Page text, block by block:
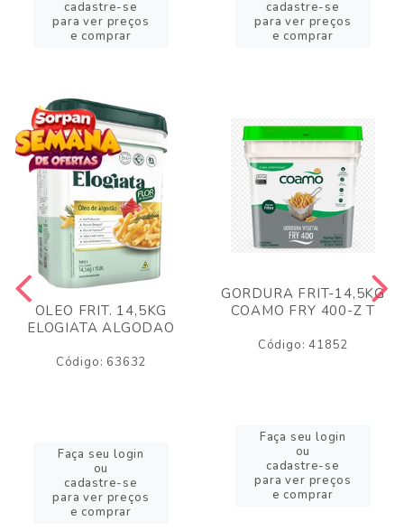
cadastre-se
para ver preços
e comprar
cadastre-se
para ver preços
e comprar
OLEO FRIT. 14,5KG
ELOGIATA ALGODAO
Código: 63632
Faça seu login
ou
cadastre-se
para ver preços
e comprar
GORDURA FRIT-14,5KG
COAMO FRY 400-Z T
Código: 41852
Faça seu login
ou
cadastre-se
para ver preços
e comprar